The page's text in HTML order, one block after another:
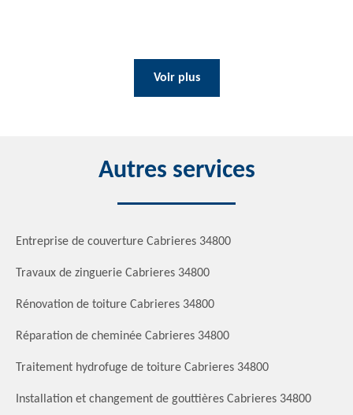
Voir plus
Autres services
Entreprise de couverture Cabrieres 34800
Travaux de zinguerie Cabrieres 34800
Rénovation de toiture Cabrieres 34800
Réparation de cheminée Cabrieres 34800
Traitement hydrofuge de toiture Cabrieres 34800
Installation et changement de gouttières Cabrieres 34800